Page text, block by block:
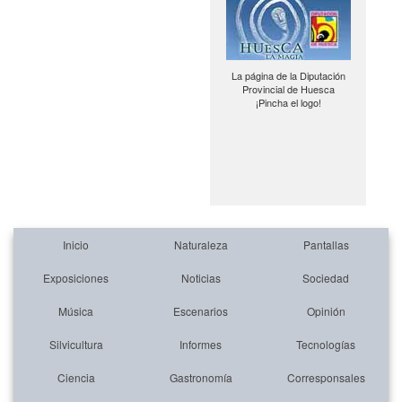
La página de la Diputación
Provincial de Huesca
¡Pincha el logo!
Inicio Naturaleza Pantallas
Exposiciones Noticias Sociedad
Música Escenarios Opinión
Silvicultura Informes Tecnologías
Ciencia Gastronomía Corresponsales